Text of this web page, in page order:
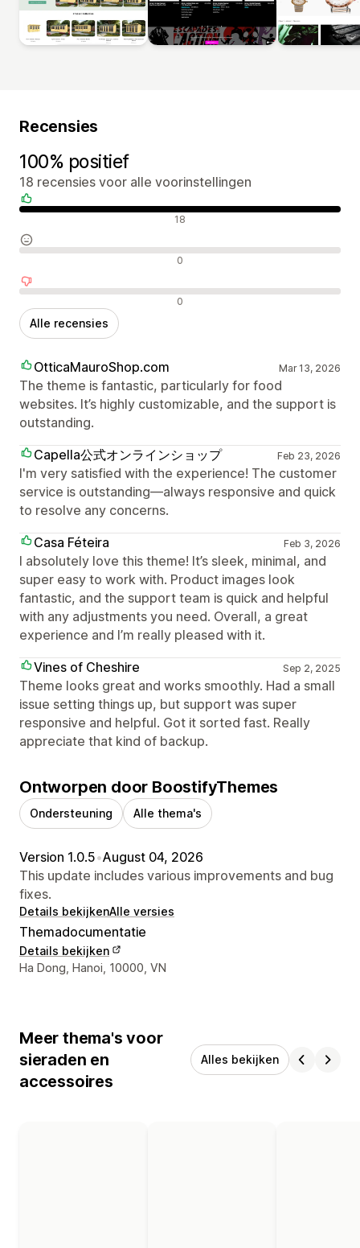
Recensies
100% positief
18 recensies voor alle voorinstellingen
Positieve recensies 18
Neutrale recensies 0
Negatieve recensies 0
Alle recensies
OtticaMauroShop.com Mar 13, 2026
The theme is fantastic, particularly for food
websites. It’s highly customizable, and the support is
outstanding.
Capella公式オンラインショップ
Feb 23, 2026
I'm very satisfied with the experience! The customer
service is outstanding—always responsive and quick
to resolve any concerns.
Casa Féteira
Feb 3, 2026
I absolutely love this theme! It’s sleek, minimal, and
super easy to work with. Product images look
fantastic, and the support team is quick and helpful
with any adjustments you need. Overall, a great
experience and I’m really pleased with it.
Vines of Cheshire
Sep 2, 2025
Theme looks great and works smoothly. Had a small
issue setting things up, but support was super
responsive and helpful. Got it sorted fast. Really
appreciate that kind of backup.
Ontworpen door BoostifyThemes
Ondersteuning Alle thema's
Version 1.0.5•August 04, 2026
This update includes various improvements and bug
fixes.
Details bekijkenAlle versies
Themadocumentatie
Details bekijken
Contactgegevens ontwerper
Ha Dong, Hanoi, 10000, VN
Meer thema's voor
sieraden en
accessoires
Alles bekijken